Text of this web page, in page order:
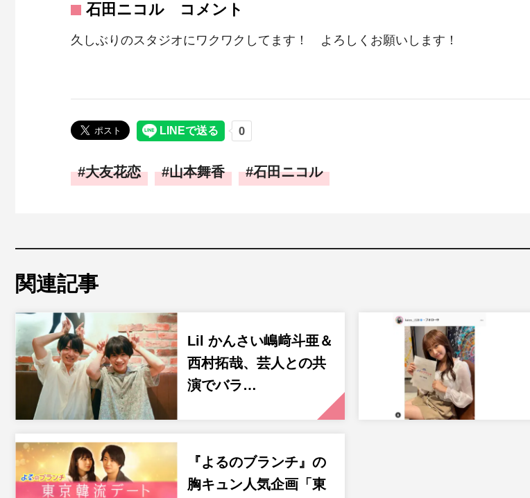
石田ニコル コメント
久しぶりのスタジオにワクワクしてます！ よろしくお願いします！
大友花恋 山本舞香 石田ニコル
関連記事
Lil かんさい嶋﨑斗亜＆
西村拓哉、芸人との共
演でバラ…
『よるのブランチ』の
胸キュン人気企画「東